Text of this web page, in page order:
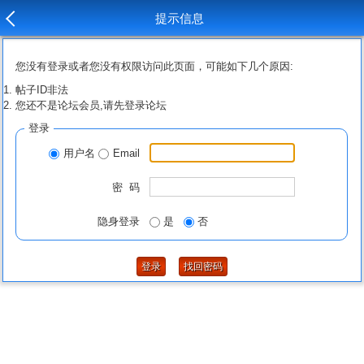
提示信息
您没有登录或者您没有权限访问此页面，可能如下几个原因:
帖子ID非法
您还不是论坛会员,请先登录论坛
登录
用户名 Email
密 码
隐身登录 是 否